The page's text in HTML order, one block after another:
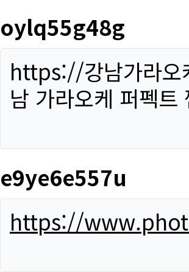
oylq55g48g
https://강남가라오
남 가라오케 퍼펙
e9ye6e557u
https://